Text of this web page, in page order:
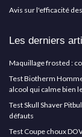
Avis sur l'efficacité
Les derniers
Maquillage frosted :
Test Biotherm
alcool qui calme bien
Test Skull Shaver
défauts
Test Coupe choux